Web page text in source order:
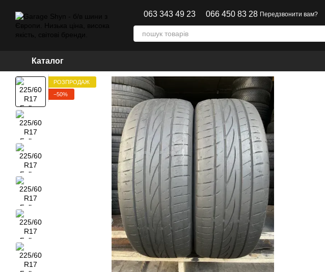
063 343 49 23 066 450 83 28 Передзвонити вам?
Каталог
РОЗПРОДАЖ
−50%